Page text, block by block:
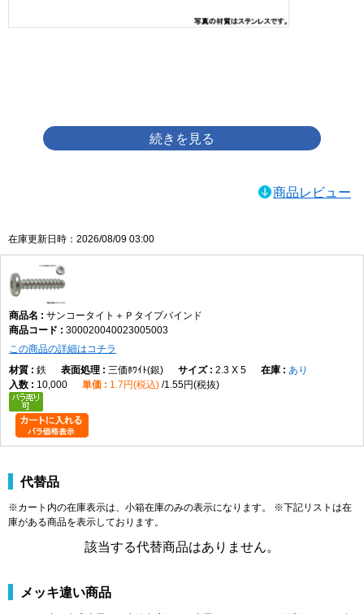
商品レビュー
在庫更新日時：2026/08/09 03:00
サンコータイト＋Ｐタイプバインド
300020040023005003
この商品の詳細はコチラ
鉄
三価ﾎﾜｲﾄ(銀) 2.3 X 5
あり
10,000
1.7円(税込) 1.55円(税抜)
代替品
※カート内の在庫表示は、小箱在庫のみの表示になります。 ※下記リストは在
庫がある商品を表示しております。
該当する代替商品はありません。
メッキ違い商品